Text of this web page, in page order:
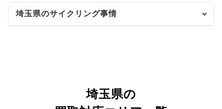
埼玉県のサイクリング事情
埼玉県の